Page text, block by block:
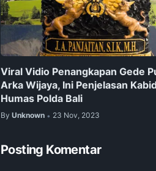
Viral Vidio Penangkapan Gede
Arka Wijaya, Ini Penjelasan
Humas Polda Bali
By Unknown • 23 Nov, 2023
Posting Komentar